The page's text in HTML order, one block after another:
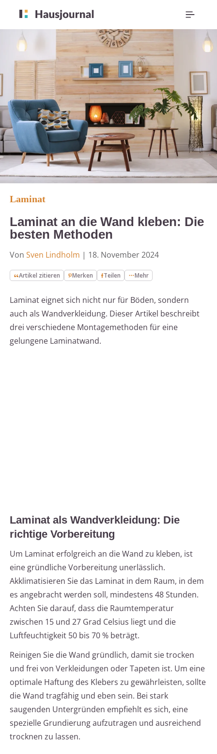
Laminat
Laminat an die Wand kleben: Die
besten Methoden
Von Sven Lindholm | 18. November 2024
Artikel zitieren Merken Teilen Mehr
Laminat eignet sich nicht nur für Böden, sondern
auch als Wandverkleidung. Dieser Artikel beschreibt
drei verschiedene Montagemethoden für eine
gelungene Laminatwand.
Laminat als Wandverkleidung: Die
richtige Vorbereitung
Um Laminat erfolgreich an die Wand zu kleben, ist
eine gründliche Vorbereitung unerlässlich.
Akklimatisieren Sie das Laminat in dem Raum, in dem
es angebracht werden soll, mindestens 48 Stunden.
Achten Sie darauf, dass die Raumtemperatur
zwischen 15 und 27 Grad Celsius liegt und die
Luftfeuchtigkeit 50 bis 70 % beträgt.
Reinigen Sie die Wand gründlich, damit sie trocken
und frei von Verkleidungen oder Tapeten ist. Um eine
optimale Haftung des Klebers zu gewährleisten, sollte
die Wand tragfähig und eben sein. Bei stark
saugenden Untergründen empfiehlt es sich, eine
spezielle Grundierung aufzutragen und ausreichend
trocknen zu lassen.